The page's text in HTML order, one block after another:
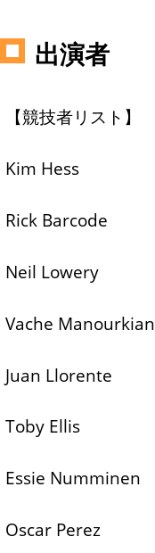
出演者
【競技者リスト】
Kim Hess
Rick Barcode
Neil Lowery
Vache Manourkian
Juan Llorente
Toby Ellis
Essie Numminen
Oscar Perez